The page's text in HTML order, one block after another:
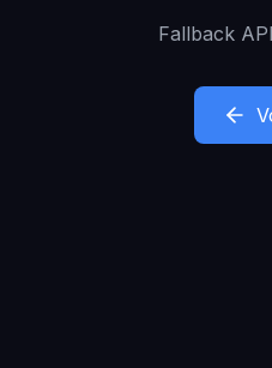
Fallback